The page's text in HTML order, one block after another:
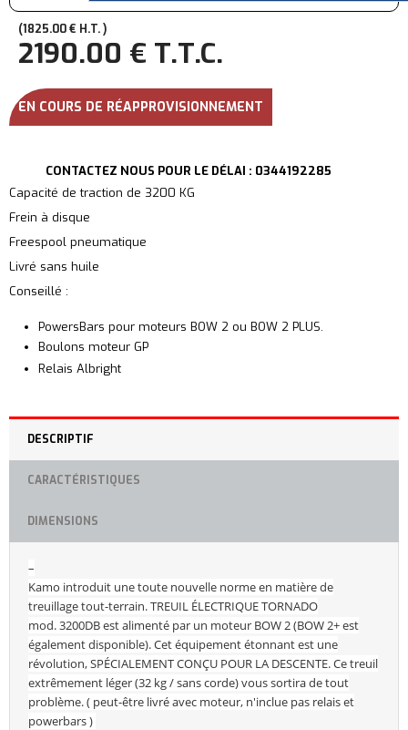
1825.00€ H.T.
2190.00 € T.T.C.
EN COURS DE RÉAPPROVISIONNEMENT
CONTACTEZ NOUS POUR LE DÉLAI : 0344192285
Capacité de traction de 3200 KG
Frein à disque
Freespool pneumatique
Livré sans huile
Conseillé :
PowersBars pour moteurs BOW 2 ou BOW 2 PLUS.
Boulons moteur GP
Relais Albright
DESCRIPTIF
CARACTÉRISTIQUES
DIMENSIONS
–
Kamo introduit une toute nouvelle norme en matière de
treuillage tout-terrain.TREUIL ÉLECTRIQUE TORNADO
mod.3200DB est alimenté par un moteur BOW 2 (BOW 2+ est
également disponible).Cet équipement étonnant est une
révolution, SPÉCIALEMENT CONÇU POUR LA DESCENTE.Ce treuil
extrêmement léger (32 kg / sans corde) vous sortira de tout
problème.( peut-être livré avec moteur, n'inclue pas relais et
powerbars )